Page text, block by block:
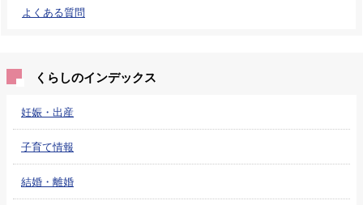
よくある質問
くらしのインデックス
妊娠・出産
子育て情報
結婚・離婚